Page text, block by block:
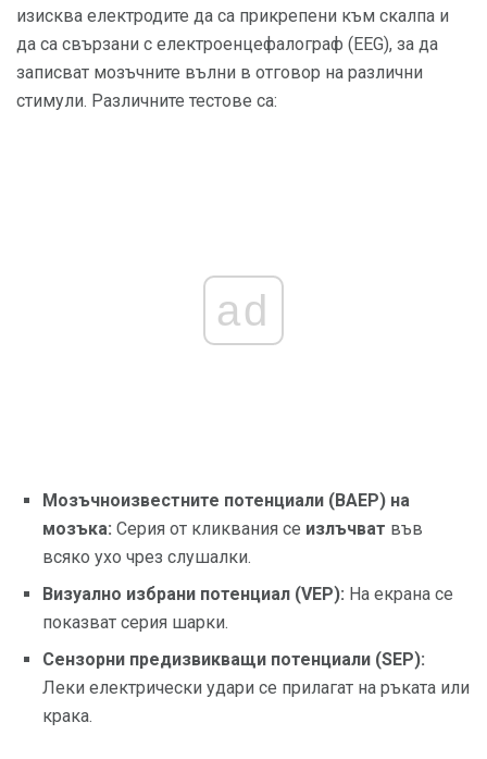
изисква електродите да са прикрепени към скалпа и
да са свързани с електроенцефалограф (EEG), за да
записват мозъчните вълни в отговор на различни
стимули. Различните тестове са:
ad
Мозъчноизвестните потенциали (BAEP) на
мозъка: Серия от кликвания се излъчват във
всяко ухо чрез слушалки.
Визуално избрани потенциал (VEP): На екрана се
показват серия шарки.
Сензорни предизвикващи потенциали (SEP):
Леки електрически удари се прилагат на ръката или
крака.